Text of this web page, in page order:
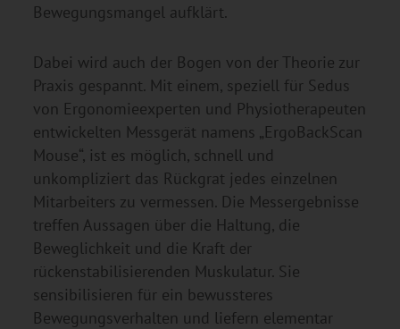
Bewegungsmangel aufklärt.
Dabei wird auch der Bogen von der Theorie zur
Praxis gespannt. Mit einem, speziell für Sedus
von Ergonomieexperten und Physiotherapeuten
entwickelten Messgerät namens „ErgoBackScan
Mouse“, ist es möglich, schnell und
unkompliziert das Rückgrat jedes einzelnen
Mitarbeiters zu vermessen. Die Messergebnisse
treffen Aussagen über die Haltung, die
Beweglichkeit und die Kraft der
rückenstabilisierenden Muskulatur. Sie
sensibilisieren für ein bewussteres
Bewegungsverhalten und liefern elementar